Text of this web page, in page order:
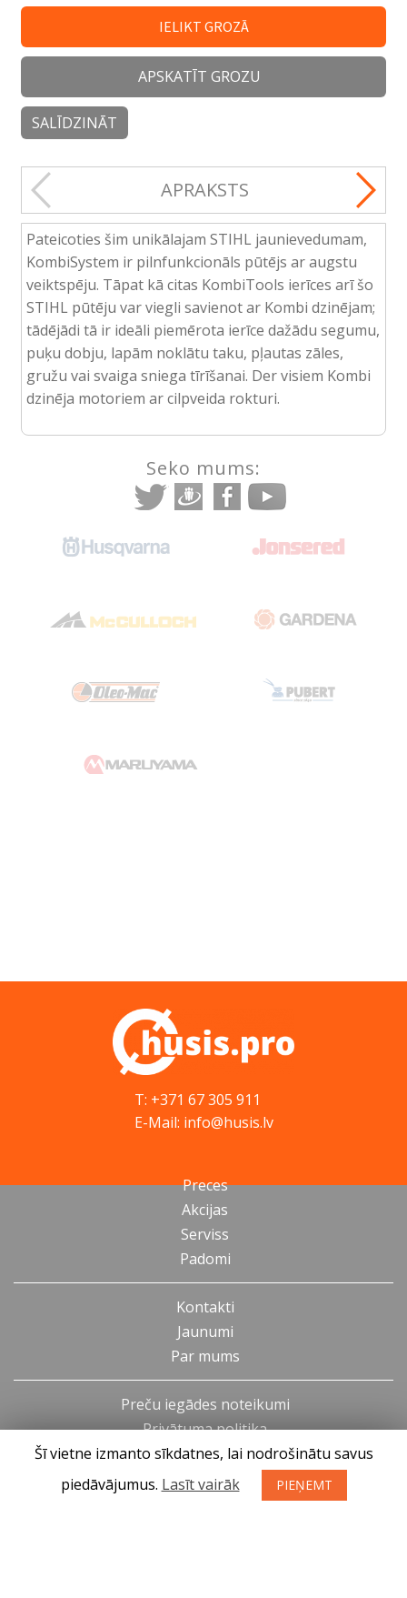
IELIKT GROZĀ
APSKATĪT GROZU
SALĪDZINĀT
APRAKSTS
Pateicoties šim unikālajam STIHL jaunievedumam,
KombiSystem ir pilnfunkcionāls pūtējs ar augstu
veiktspēju. Tāpat kā citas KombiTools ierīces arī šo
STIHL pūtēju var viegli savienot ar Kombi dzinējam;
tādējādi tā ir ideāli piemērota ierīce dažādu segumu,
puķu dobju, lapām noklātu taku, pļautas zāles,
gružu vai svaiga sniega tīrīšanai. Der visiem Kombi
dzinēja motoriem ar cilpveida rokturi.
Seko mums:
T: +371 67 305 911
E-Mail: info@husis.lv
Preces
Akcijas
Serviss
Padomi
Kontakti
Jaunumi
Par mums
Preču iegādes noteikumi
Privātuma politika
Atteikuma tiesības
Šī vietne izmanto sīkdatnes, lai nodrošinātu savus
piedāvājumus. Lasīt vairāk PIEŅEMT